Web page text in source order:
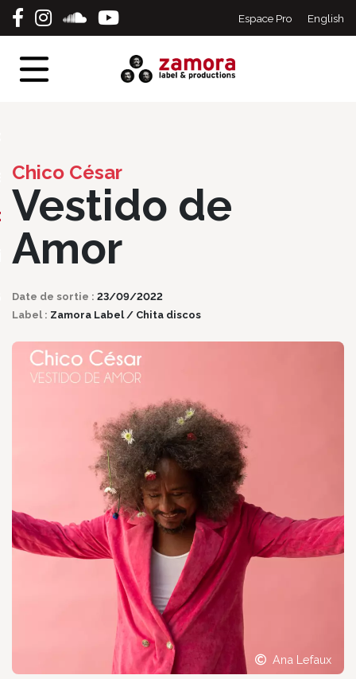
Espace Pro English
Vestido de
Amor
Chico César
Date de sortie : 23/09/2022
Label : Zamora Label / Chita discos
Ana Lefaux